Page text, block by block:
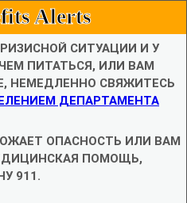
Alerts
СИТУАЦИИ И У
ПИТАТЬСЯ, ИЛИ ВАМ
НЕМЕДЛЕННО СВЯЖИТЕСЬ
ДЕПАРТАМЕНТА
ОПАСНОСТЬ ИЛИ ВАМ
ПОМОЩЬ,
911.